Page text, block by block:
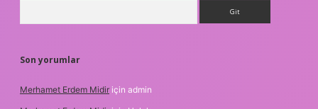
Son yorumlar
Merhamet Erdem Midir için admin